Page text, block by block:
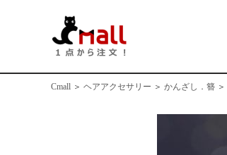
Cmall ＞ ヘアアクセサリー ＞ かんざし．簪 ＞